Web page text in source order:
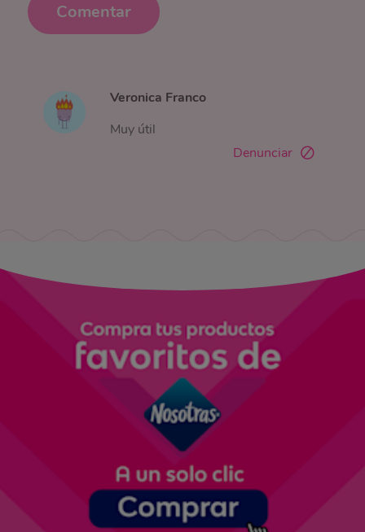
Comentar
Veronica Franco
Muy útil
Denunciar